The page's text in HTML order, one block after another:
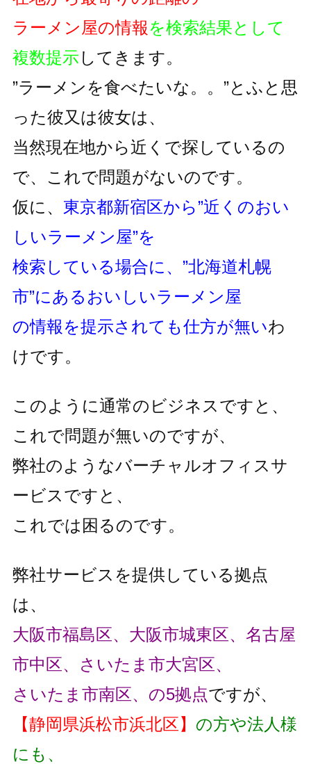
ラーメン屋の情報を検索結果として
複数提示 してきます。
”ラーメンを食べたいな。。”とふと思
った彼又は彼女は、
当然現在地から近くで探しているの
で、これで問題がないのです。
仮に、 東京都新宿区から”近くのおい
しいラーメン屋”を
検索している場合に、”北海道札幌
市”にあるおいしいラーメン屋
の情報を提示されても仕方が無いわ
けです。
このように通常のビジネスですと、
これで問題が無いのですが、
弊社のようなバーチャルオフィスサ
ービスですと、
これでは困るのです。
弊社サービスを提供している拠点
は、
大阪市福島区、大阪市城東区、名古屋
市中区、さいたま市大宮区、
さいたま市南区、の5拠点ですが、
【静岡県浜松市浜北区】 の方や法人様
にも、